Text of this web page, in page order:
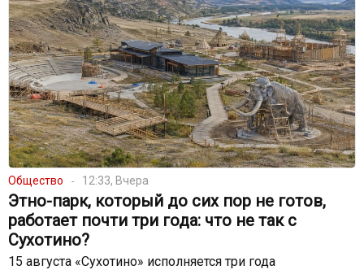
Общество 12:33, Вчера
Этно-парк, который до сих пор не готов,
работает почти три года: что не так с
Сухотино?
15 августа «Сухотино» исполняется три года